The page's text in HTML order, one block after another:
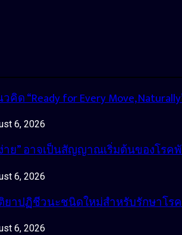
คิด “Ready for Every Move,
6, 2026
ง่าย” อาจเป็นสัญญาณเริ่มต้นของ
6, 2026
ยาปฏิชีวนะชนิดใหม่สำหรับรักษาโร
6, 2026